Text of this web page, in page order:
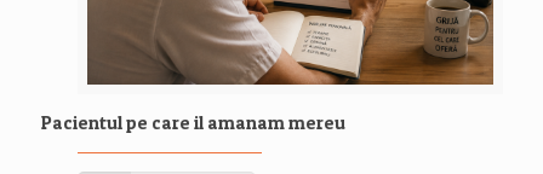
Pacientul pe care il amanam mereu